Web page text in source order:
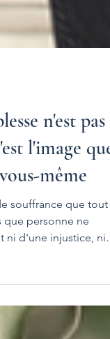
n'est pas
l'image que
même
souffrance que tout
que personne ne
ni d'une injustice, ni
dans une
devant un groupe,